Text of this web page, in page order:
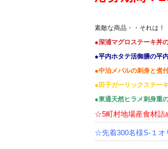
素敵な商品・・それは！
●深浦マグロステーキ丼
●平内ホタテ活御膳の平
●中泊メバルの刺身と煮
●田子ガーリックステー
●東通天然ヒラメ刺身重
☆5町村地場産食材詰
☆先着300名様S-１オ